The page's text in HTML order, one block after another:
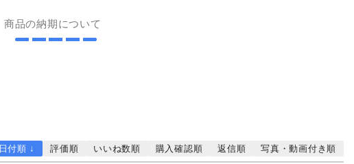
商品の納期について
日付順 ↓ 評価順 いいね数順 購入確認順 返信順 写真・動画付き順